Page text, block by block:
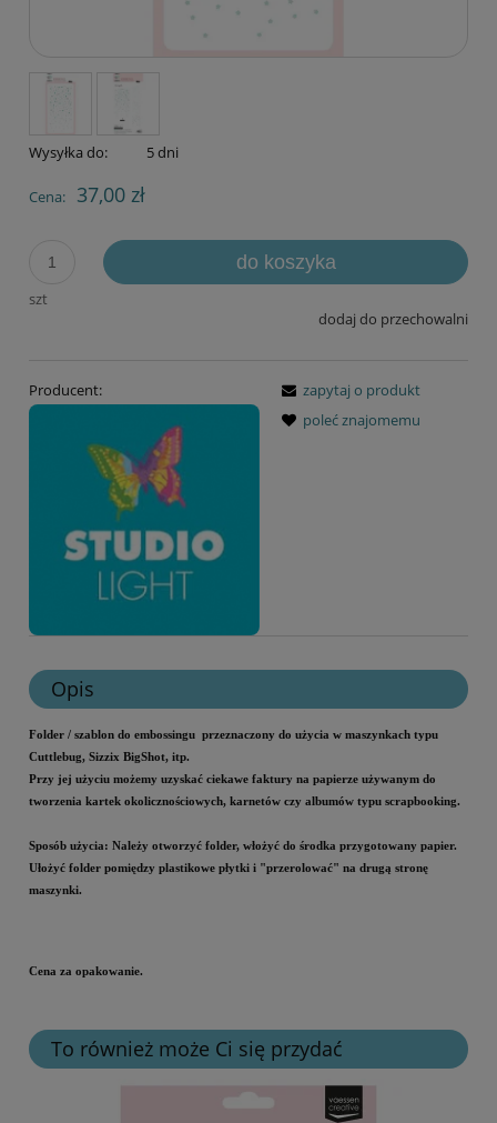
Wysyłka do: 5 dni
Cena: 37,00 zł
szt
do koszyka
dodaj do przechowalni
Producent:
zapytaj o produkt
poleć znajomemu
Opis
Folder / szablon do embossingu przeznaczony do użycia w maszynkach typu
Cuttlebug, Sizzix BigShot, itp.
Przy jej użyciu możemy uzyskać ciekawe faktury na papierze używanym do
tworzenia kartek okolicznościowych, karnetów czy albumów typu scrapbooking.
Sposób użycia: Należy otworzyć folder, włożyć do środka przygotowany papier.
Ułożyć folder pomiędzy plastikowe płytki i "przerolować" na drugą stronę
maszynki.
Cena za opakowanie.
To również może Ci się przydać